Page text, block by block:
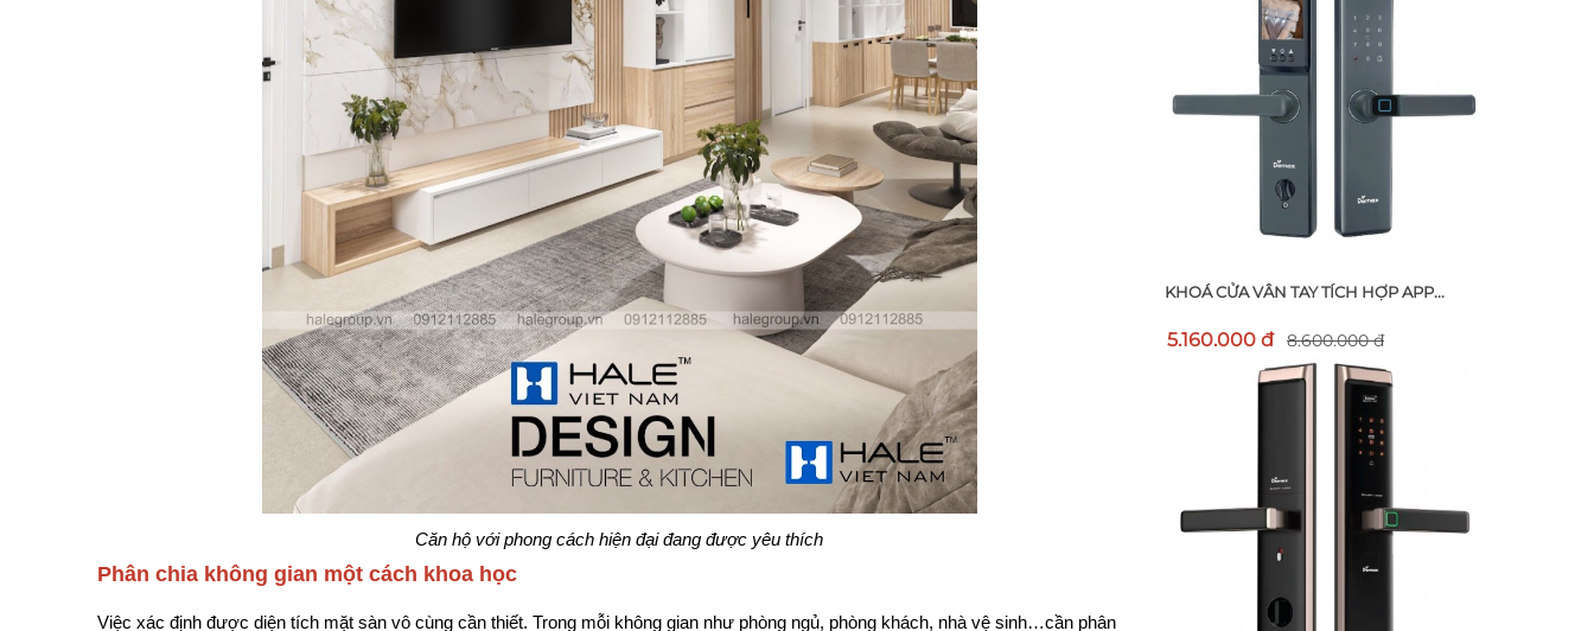
Căn hộ với phong cách hiện đại đang được yêu thích
Phân chia không gian một cách khoa học
Việc xác định được diện tích mặt sàn vô cùng cần thiết. Trong mỗi không gian như phòng ngủ, phòng khách, nhà vệ sinh…cần phân
KHOÁ CỬA VÂN TAY TÍCH HỢP APP...
5.160.000 đ 8.600.000 đ